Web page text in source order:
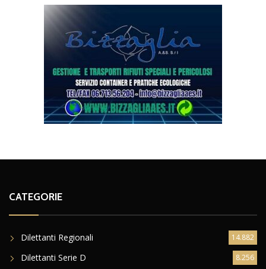
CATEGORIE
Dilettanti Regionali 14.882
Dilettanti Serie D 8.256